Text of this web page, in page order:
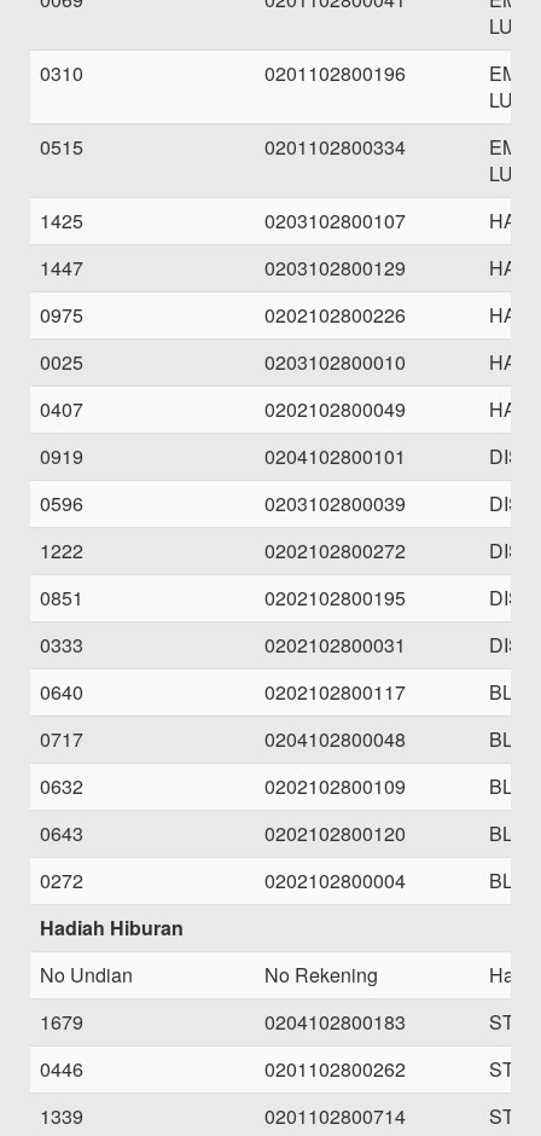
LUBY
0310
0201102800196
LUBY
0515
0201102800334
LUBY
1425
0203102800107
1447
0203102800129
0975
0202102800226
0025
0203102800010
0407
0202102800049
0919
0204102800101
0596
0203102800039
1222
0202102800272
0851
0202102800195
0333
0202102800031
0640
0202102800117
0717
0204102800048
0632
0202102800109
0643
0202102800120
0272
0202102800004
Hadiah Hiburan
No Undian
No Rekening
1679
0204102800183
0446
0201102800262
1339
0201102800714